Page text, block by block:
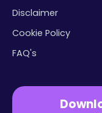
Disclaimer
Cookie Policy
FAQ's